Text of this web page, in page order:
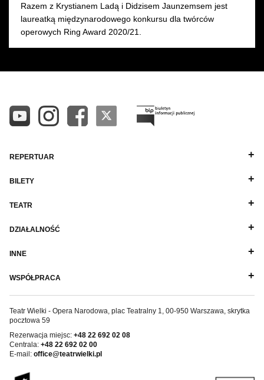
Razem z Krystianem Ladą i Didzisem Jaunzemsem jest
laureatką międzynarodowego konkursu dla twórców
operowych Ring Award 2020/21.
REPERTUAR
BILETY
TEATR
DZIAŁALNOŚĆ
INNE
WSPÓŁPRACA
Teatr Wielki - Opera Narodowa, plac Teatralny 1, 00-950 Warszawa, skrytka
pocztowa 59
Rezerwacja miejsc: +48 22 692 02 08
Centrala: +48 22 692 02 00
E-mail: office@teatrwielki.pl